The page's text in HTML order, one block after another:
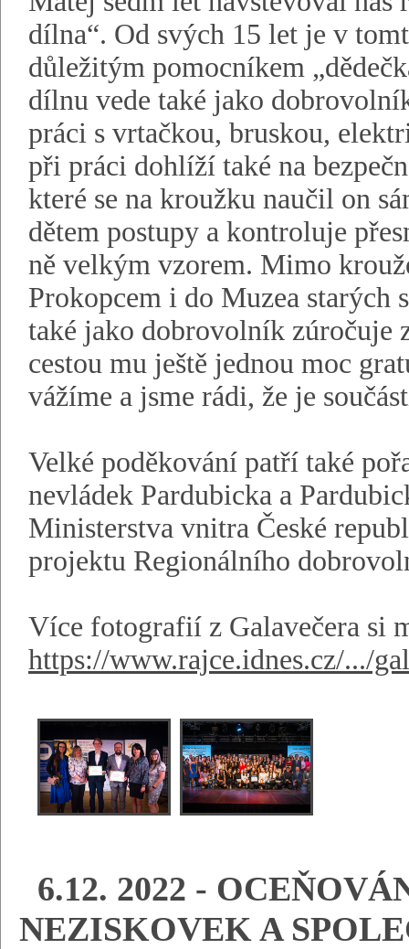
dílna“. Od svých 15 let je v
důležitým pomocníkem
dílnu vede také jako
práci s vrtačkou, bruskou,
při práci dohlíží také na
které se na kroužku naučil on
dětem postupy a kontroluje
ně velkým vzorem. Mimo
Prokopcem i do Muzea
také jako dobrovolník zúročuje
cestou mu ještě jednou moc
vážíme a jsme rádi, že je
Velké poděkování patří také
nevládek Pardubicka a
Ministerstva vnitra České
projektu Regionálního
Více fotografií z Galavečera si
https://www.rajce.idnes.cz/.../
6.12. 2022 -
NEZISKOVEK A